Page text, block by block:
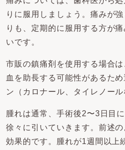
りに服用しましょう。痛みが
りも、定期的に服用する方が
いです。
市販の鎮痛剤を使用する場合
血を助長する可能性があるた
ン（カロナール、タイレノー
腫れは通常、手術後2〜3日目
徐々に引いていきます。前述
効果的です。腫れが1週間以上